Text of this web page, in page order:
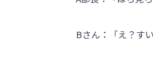
Bさん：「え？す